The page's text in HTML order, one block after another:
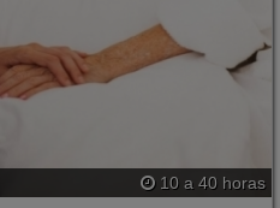
10 a 40 horas